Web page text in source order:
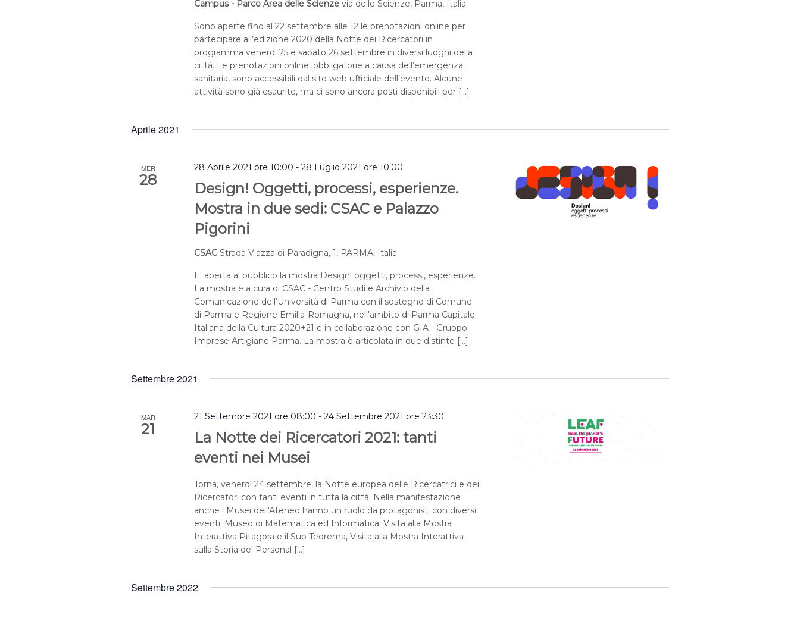
Campus - Parco Area delle Scienze via delle Scienze, Parma, Italia
Sono aperte fino al 22 settembre alle 12 le prenotazioni online per
partecipare all’edizione 2020 della Notte dei Ricercatori in
programma venerdì 25 e sabato 26 settembre in diversi luoghi della
città. Le prenotazioni online, obbligatorie a causa dell’emergenza
sanitaria, sono accessibili dal sito web ufficiale dell’evento. Alcune
attività sono già esaurite, ma ci sono ancora posti disponibili per […]
Aprile 2021
MER
28
Design! Oggetti, processi, esperienze.
Mostra in due sedi: CSAC e Palazzo
Pigorini
28 Aprile 2021 ore 10:00 - 28 Luglio 2021 ore 10:00
CSAC Strada Viazza di Paradigna, 1, PARMA, Italia
E' aperta al pubblico la mostra Design! oggetti, processi, esperienze.
La mostra è a cura di CSAC - Centro Studi e Archivio della
Comunicazione dell’Università di Parma con il sostegno di Comune
di Parma e Regione Emilia-Romagna, nell'ambito di Parma Capitale
Italiana della Cultura 2020+21 e in collaborazione con GIA - Gruppo
Imprese Artigiane Parma. La mostra è articolata in due distinte […]
Settembre 2021
MAR
21
La Notte dei Ricercatori 2021: tanti
eventi nei Musei
21 Settembre 2021 ore 08:00 - 24 Settembre 2021 ore 23:30
Torna, venerdì 24 settembre, la Notte europea delle Ricercatrici e dei
Ricercatori con tanti eventi in tutta la città. Nella manifestazione
anche i Musei dell'Ateneo hanno un ruolo da protagonisti con diversi
eventi: Museo di Matematica ed Informatica: Visita alla Mostra
Interattiva Pitagora e il Suo Teorema, Visita alla Mostra Interattiva
sulla Storia del Personal […]
Settembre 2022